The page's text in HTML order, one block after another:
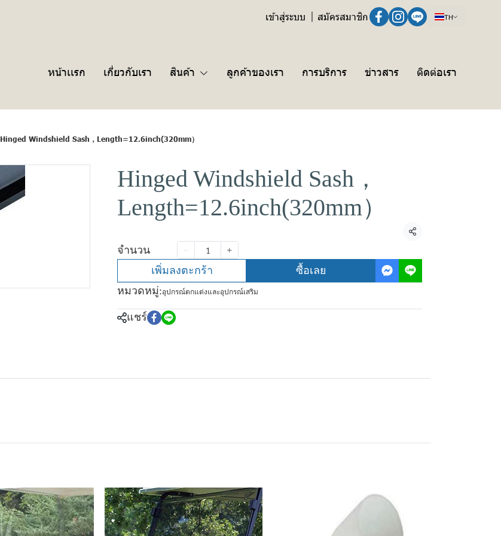
เข้าสู่ระบบ สมัครสมาชิก TH
หน้าเเรก เกี่ยวกับเรา สินค้า ลูกค้าของเรา การบริการ ข่าวสาร ติดต่อเรา
Hinged Windshield Sash，Length=12.6inch(320mm）
Hinged Windshield Sash，
Length=12.6inch(320mm）
แชร์
จำนวน
เพิ่มลงตะกร้า
ซื้อเลย
หมวดหมู่:อุปกรณ์ตกแต่งและอุปกรณ์เสริม
แชร์